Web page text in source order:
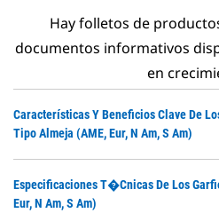
Hay folletos de
documentos informativos
en
Características Y Beneficios Clave De
Tipo Almeja (AME, Eur, N Am, S Am)
Especificaciones T�cnicas De Los
Eur, N Am, S Am)